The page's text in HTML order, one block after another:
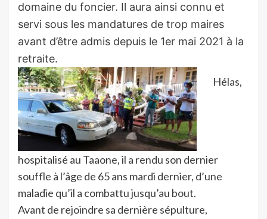
domaine du foncier. Il aura ainsi connu et
servi sous les mandatures de trop maires
avant d’être admis depuis le 1er mai 2021 à la
retraite.
Hélas,
hospitalisé au Taaone, il a rendu son dernier
souffle à l’âge de 65 ans mardi dernier, d’une
maladie qu’il a combattu jusqu’au bout.
Avant de rejoindre sa dernière sépulture,